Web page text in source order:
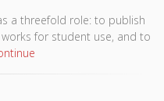
a threefold role: to publish
for student use, and to